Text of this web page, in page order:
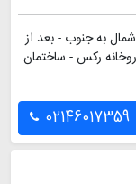
به جنوب - بعد از
رکس - ساختمان
02146017359